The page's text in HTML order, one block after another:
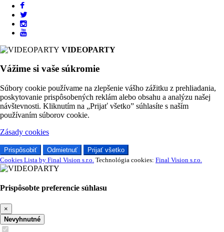
VIDEOPARTY
Vážime si vaše súkromie
Súbory cookie používame na zlepšenie vášho zážitku z prehliadania,
poskytovanie prispôsobených reklám alebo obsahu a analýzu našej
návštevnosti. Kliknutím na „Prijať všetko” súhlasíte s naším
používaním súborov cookie.
Zásady cookies
Prispôsobiť Odmietnuť
Prijať všetko
Cookies Lista by Final Vision s.r.o. Technológia cookies: Final Vision s.r.o.
Prispôsobte preferencie súhlasu
×
Nevyhnutné